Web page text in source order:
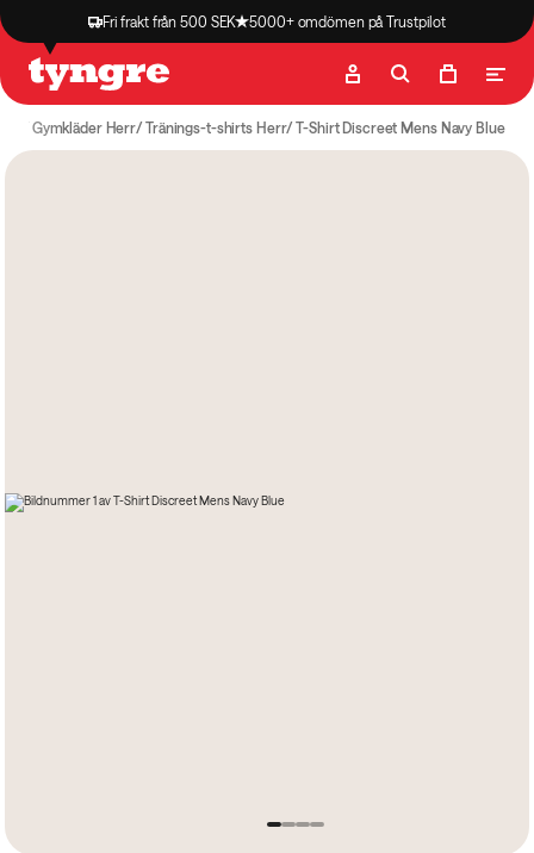
Fri frakt från 500 SEK 5000+ omdömen på Trustpilot
Butik Recept
Gymkläder Herr Tränings-t-shirts Herr T-Shirt Discreet Mens Navy Blue